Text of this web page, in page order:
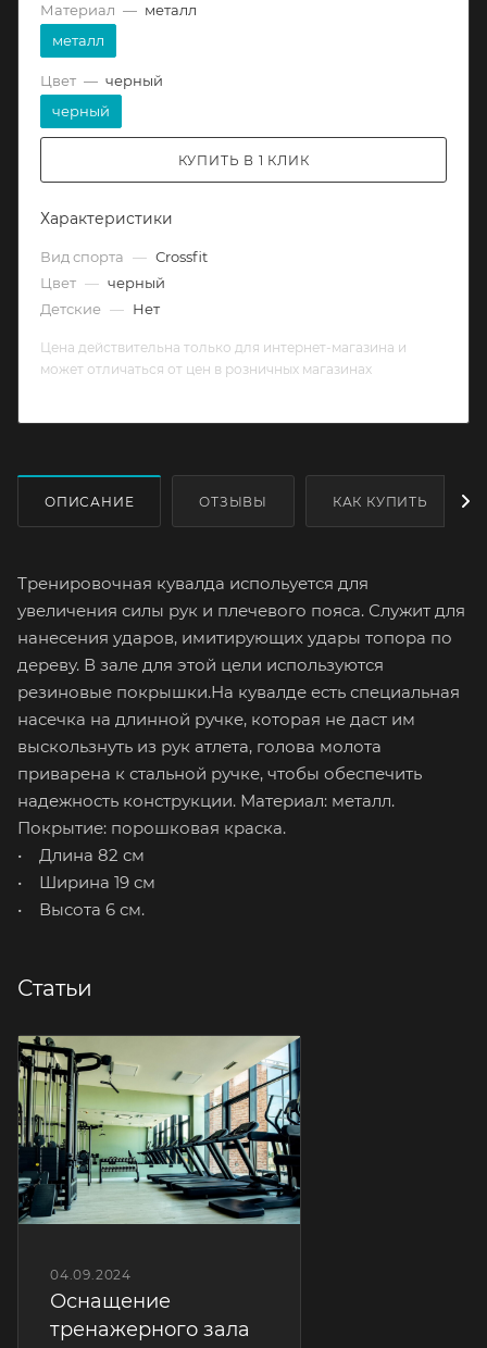
Материал — металл
металл
Цвет — черный
черный
КУПИТЬ В 1 КЛИК
Характеристики
Вид спорта — Сrossfit
Цвет — черный
Детские — Нет
Цена действительна только для интернет-магазина и
может отличаться от цен в розничных магазинах
ОПИСАНИЕ ОТЗЫВЫ КАК КУПИТЬ
Тренировочная кувалда испольуется для
увеличения силы рук и плечевого пояса. Служит для
нанесения ударов, имитирующих удары топора по
дереву. В зале для этой цели используются
резиновые покрышки.На кувалде есть специальная
насечка на длинной ручке, которая не даст им
выскользнуть из рук атлета, голова молота
приварена к стальной ручке, чтобы обеспечить
надежность конструкции. Материал: металл.
Покрытие: порошковая краска.
• Длина 82 см
• Ширина 19 см
• Высота 6 см.
Статьи
04.09.2024
Оснащение
тренажерного зала